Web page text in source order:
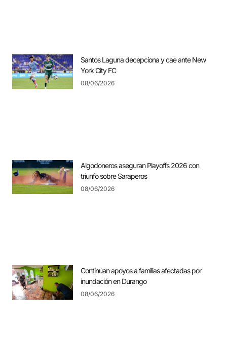
Santos Laguna decepciona y cae ante New
York City FC
08/06/2026
Algodoneros aseguran Playoffs 2026 con
triunfo sobre Saraperos
08/06/2026
Continúan apoyos a familias afectadas por
inundación en Durango
08/06/2026